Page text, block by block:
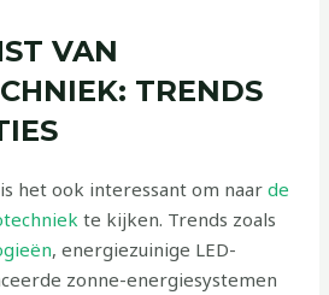
VAN
TRENDS
het ook interessant om naarde
te kijken. Trends zoals
, energiezuinige LED-
zonne-energiesystemen